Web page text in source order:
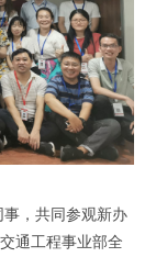
，共同参观新办
通工程事业部全